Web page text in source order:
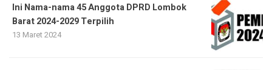
Ini Nama-nama 45 Anggota DPRD Lombok
Barat 2024-2029 Terpilih
13 Maret 2024